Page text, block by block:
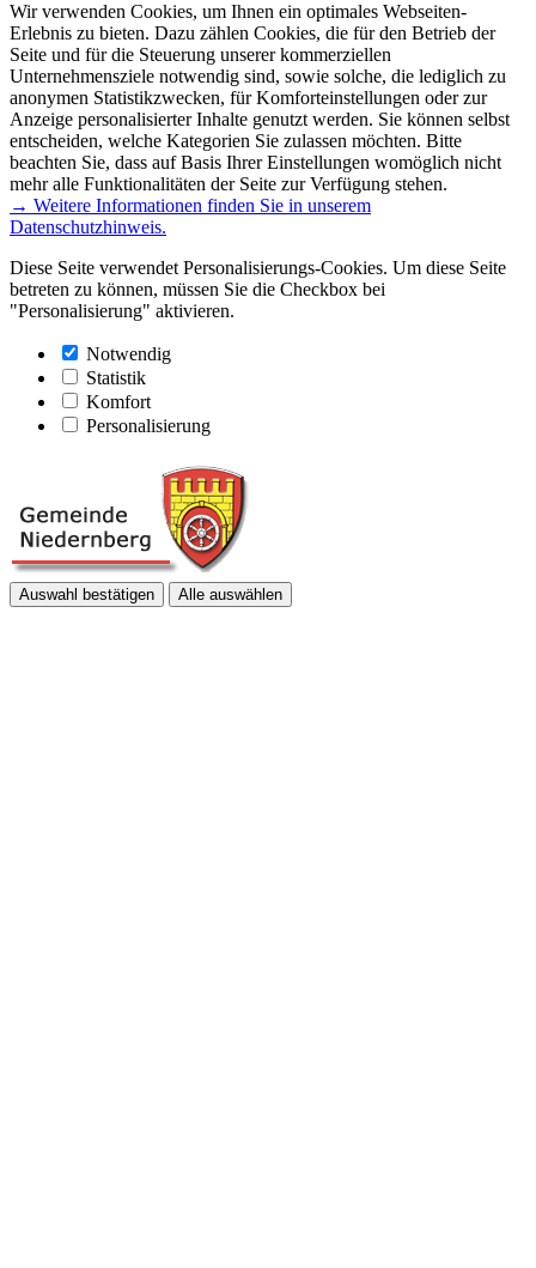
Wir verwenden Cookies, um Ihnen ein optimales Webseiten-
Erlebnis zu bieten. Dazu zählen Cookies, die für den Betrieb der
Seite und für die Steuerung unserer kommerziellen
Unternehmensziele notwendig sind, sowie solche, die lediglich zu
anonymen Statistikzwecken, für Komforteinstellungen oder zur
Anzeige personalisierter Inhalte genutzt werden. Sie können selbst
entscheiden, welche Kategorien Sie zulassen möchten. Bitte
beachten Sie, dass auf Basis Ihrer Einstellungen womöglich nicht
mehr alle Funktionalitäten der Seite zur Verfügung stehen.
→ Weitere Informationen finden Sie in unserem
Datenschutzhinweis.
Diese Seite verwendet Personalisierungs-Cookies. Um diese Seite
betreten zu können, müssen Sie die Checkbox bei
"Personalisierung" aktivieren.
Notwendig
Statistik
Komfort
Personalisierung
Auswahl bestätigen Alle auswählen